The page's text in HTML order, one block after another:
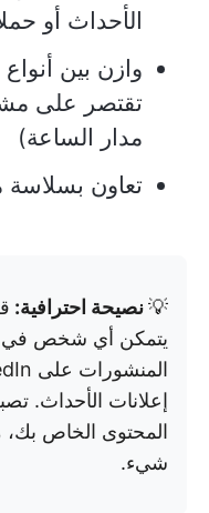
الأحداث أو
وازن بين
تقتصر على
مدار الساعة)
تعاون بسلاسة
💡نصيحة احترافية:
يتمكن أي شخص في
إعلانات الأحداث.
المحتوى الخاص
شيء.